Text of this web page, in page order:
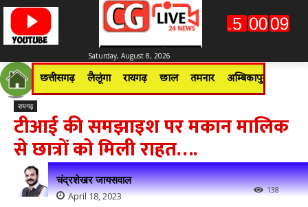
Saturday, August 8, 2026
छत्तीसगढ़ लैलूंगा रायगढ़ छाल तमनार अम्बिकापुर
रायगढ़
टीआई की समझाइश पर मकान मालिक
से छात्रों को मिली राहत….
चंद्रशेखर जायसवाल
April 18, 2023 138